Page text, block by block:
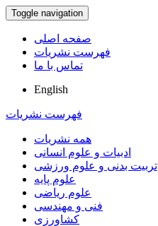
Toggle navigation
صفحه اصلی
فهرست نشریات
تماس با ما
English
فهرست نشریات
همه نشریات
ادبیات و علوم انسانی
تربیت بدنی و علوم ورزشی
علوم پایه
علوم ریاضی
فنی و مهندسی
کشاورزی